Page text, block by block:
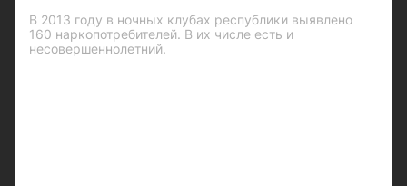
В 2013 году в ночных клубах республики выявлено
160 наркопотребителей. В их числе есть и
несовершеннолетний.